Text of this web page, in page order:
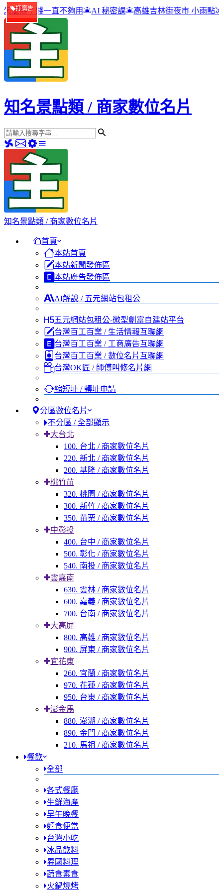
用 AI 秘密課 高雄吉林街夜市 小雨點冰品店 包租公,五
知名景點類 / 商家數位名片
知名景點類 / 商家數位名片
首頁
本站首頁
本站新聞發佈區
本站廣告發佈區
AI解說 / 五元網站包租公
五元網站包租公-微型創富自建站平台
台灣百工百業 / 生活情報互聯網
台灣百工百業 / 工商廣告互聯網
台灣百工百業 / 數位名片互聯網
台灣OK匠 / 師傅叫修名片網
縮短址 / 轉址申請
分區數位名片
不分區 / 全部顯示
大台北
100. 台北 / 商家數位名片
220. 新北 / 商家數位名片
200. 基隆 / 商家數位名片
桃竹苗
320. 桃園 / 商家數位名片
300. 新竹 / 商家數位名片
350. 苗栗 / 商家數位名片
中彰投
400. 台中 / 商家數位名片
500. 彰化 / 商家數位名片
540. 南投 / 商家數位名片
雲嘉南
630. 雲林 / 商家數位名片
600. 嘉義 / 商家數位名片
700. 台南 / 商家數位名片
大高屏
800. 高雄 / 商家數位名片
900. 屏東 / 商家數位名片
宜花東
260. 宜蘭 / 商家數位名片
970. 花蓮 / 商家數位名片
950. 台東 / 商家數位名片
澎金馬
880. 澎湖 / 商家數位名片
890. 金門 / 商家數位名片
210. 馬祖 / 商家數位名片
餐飲
全部
各式餐廳
生鮮海產
早午晚餐
麵食便當
台灣小吃
冰品飲料
異國料理
蔬食素食
火鍋燒烤
打廣告